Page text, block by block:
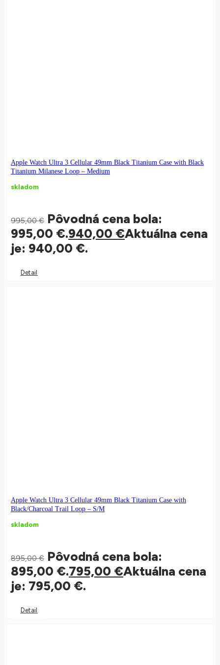
Apple Watch Ultra 3 Cellular 49mm Black Titanium Case with Black
Titanium Milanese Loop – Medium
skladom
995,00€ Pôvodná cena bola:
995,00 €.940,00 €Aktuálna cena
je: 940,00 €.
Detail
Apple Watch Ultra 3 Cellular 49mm Black Titanium Case with
Black/Charcoal Trail Loop – S/M
skladom
895,00€ Pôvodná cena bola:
895,00 €.795,00 €Aktuálna cena
je: 795,00 €.
Detail